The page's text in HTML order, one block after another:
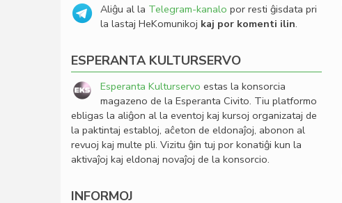
Aliĝu al la Telegram-kanalo por resti ĝisdata pri
la lastaj HeKomunikoj kaj por komenti ilin.
ESPERANTA KULTURSERVO
Esperanta Kulturservo estas la konsorcia
magazeno de la Esperanta Civito. Tiu platformo
ebligas la aliĝon al la eventoj kaj kursoj organizataj de
la paktintaj establoj, aĉeton de eldonaĵoj, abonon al
revuoj kaj multe pli. Vizitu ĝin tuj por konatiĝi kun la
aktivaĵoj kaj eldonaj novaĵoj de la konsorcio.
INFORMOJ